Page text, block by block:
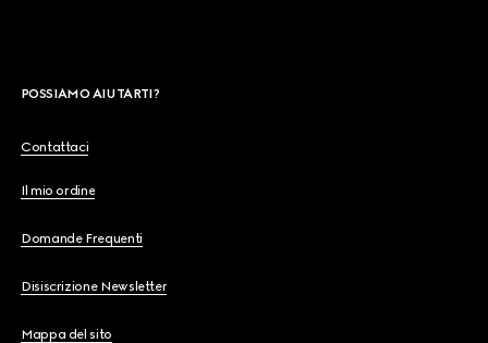
POSSIAMO AIUTARTI?
Contattaci
Il mio ordine
Domande Frequenti
Disiscrizione Newsletter
Mappa del sito